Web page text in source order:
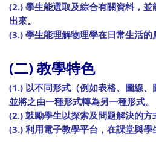
(2.) 學生能選取及綜合有關資料，
出來。
(3.) 學生能理解物理學在日常生活的
(二) 教學特色
(1.) 以不同形式（例如表格、圖線、
並將之由一種形式轉為另一種形式。
(2.) 鼓勵學生以探索及問題解決的方
(3.) 利用電子教學平台，在課堂與學